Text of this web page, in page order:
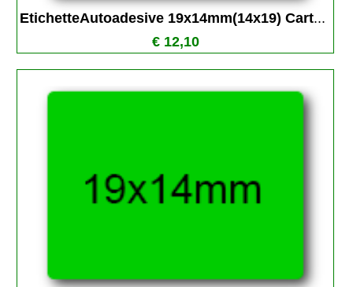
EtichetteAutoadesive 19x14mm(14x19) Cart...
€ 12,10